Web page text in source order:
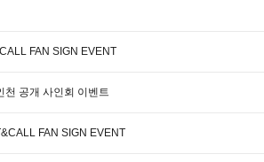
FAN SIGN EVENT
공개 사인회 이벤트
FAN SIGN EVENT